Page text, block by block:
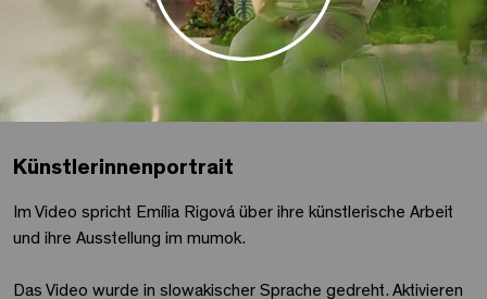
Künstlerinnenportrait
Im Video spricht Emília Rigová über ihre künstlerische Arbeit
und ihre Ausstellung im mumok.
Das Video wurde in slowakischer Sprache gedreht. Aktivieren